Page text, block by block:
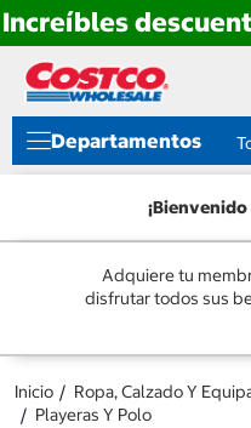
Increíbles
directo
contenido
directo
menú
navegación
Departamentos
Adquiere tu
disfrutar todos sus
Inicio Ropa, Calzado Y
Playeras Y Polo